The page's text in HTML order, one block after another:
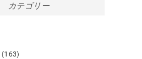
カテゴリー
(163)